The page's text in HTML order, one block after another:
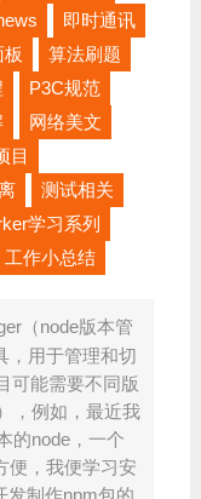
即时通讯
算法刷题
P3C规范
网络美文
目
测试相关
学习系列
工作小总结
（node版本管
，用于管理和切
可能需要不同版
，例如，最近我
的node，一个
便，我便学习安
发制作npm包的